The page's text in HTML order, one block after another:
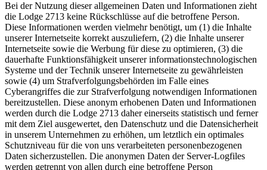
Bei der Nutzung dieser allgemeinen Daten und Informationen zieht
die Lodge 2713 keine Rückschlüsse auf die betroffene Person.
Diese Informationen werden vielmehr benötigt, um (1) die Inhalte
unserer Internetseite korrekt auszuliefern, (2) die Inhalte unserer
Internetseite sowie die Werbung für diese zu optimieren, (3) die
dauerhafte Funktionsfähigkeit unserer informationstechnologischen
Systeme und der Technik unserer Internetseite zu gewährleisten
sowie (4) um Strafverfolgungsbehörden im Falle eines
Cyberangriffes die zur Strafverfolgung notwendigen Informationen
bereitzustellen. Diese anonym erhobenen Daten und Informationen
werden durch die Lodge 2713 daher einerseits statistisch und ferner
mit dem Ziel ausgewertet, den Datenschutz und die Datensicherheit
in unserem Unternehmen zu erhöhen, um letztlich ein optimales
Schutzniveau für die von uns verarbeiteten personenbezogenen
Daten sicherzustellen. Die anonymen Daten der Server-Logfiles
werden getrennt von allen durch eine betroffene Person